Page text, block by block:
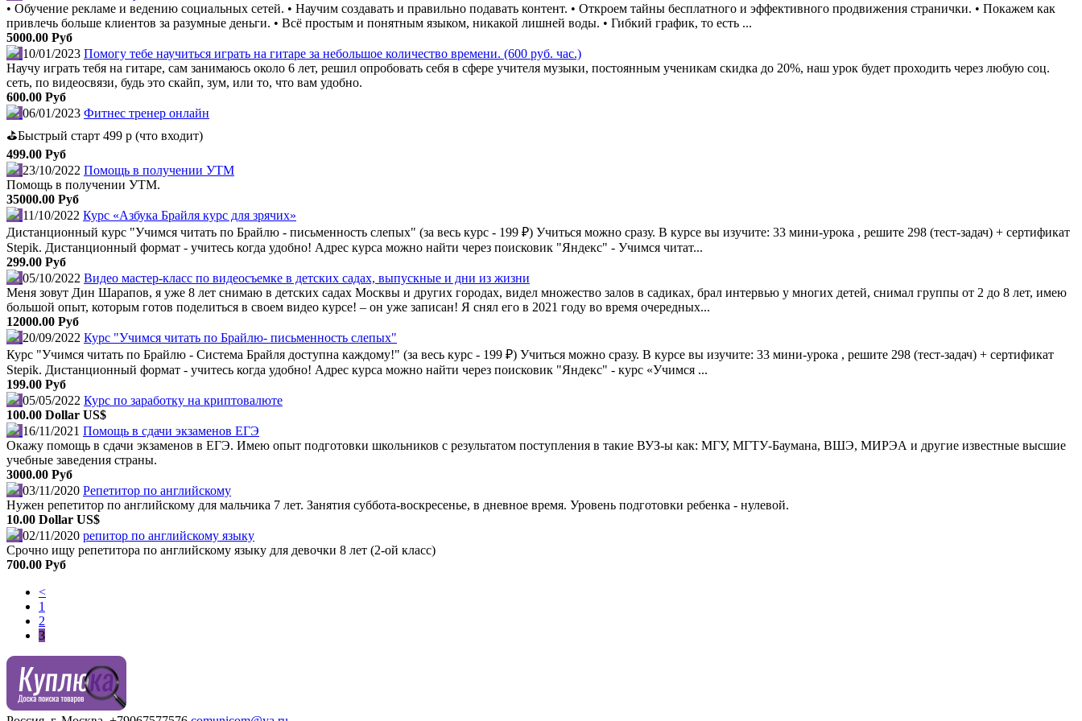
• Обучение рекламе и ведению социальных сетей. • Научим создавать и правильно подавать контент. • Откроем тайны бесплатного и эффективного продвижения странички. • Покажем как
привлечь больше клиентов за разумные деньги. • Всё простым и понятным языком, никакой лишней воды. • Гибкий график, то есть ...
5000.00 Руб
10/01/2023 Помогу тебе научиться играть на гитаре за небольшое количество времени. (600 руб. час.)
Научу играть тебя на гитаре, сам занимаюсь около 6 лет, решил опробовать себя в сфере учителя музыки, постоянным ученикам скидка до 20%, наш урок будет проходить через любую соц.
сеть, по видеосвязи, будь это скайп, зум, или то, что вам удобно.
600.00 Руб
06/01/2023 Фитнес тренер онлайн
⛳️Быстрый старт 499 р (что входит)
499.00 Руб
23/10/2022 Помощь в получении УТМ
Помощь в получении УТМ.
35000.00 Руб
11/10/2022 Курс «Азбука Брайля курс для зрячих»
Дистанционный курс "Учимся читать по Брайлю - письменность слепых" (за весь курс - 199 ₽) Учиться можно сразу. В курсе вы изучите: 33 мини-урока , решите 298 (тест-задач) + сертификат
Stepik. Дистанционный формат - учитесь когда удобно! Адрес курса можно найти через поисковик "Яндекс" - Учимся читат...
299.00 Руб
05/10/2022 Видео мастер-класс по видеосъемке в детских садах, выпускные и дни из жизни
Меня зовут Дин Шарапов, я уже 8 лет снимаю в детских садах Москвы и других городах, видел множество залов в садиках, брал интервью у многих детей, снимал группы от 2 до 8 лет, имею
большой опыт, которым готов поделиться в своем видео курсе! – он уже записан! Я снял его в 2021 году во время очередных...
12000.00 Руб
20/09/2022 Курс "Учимся читать по Брайлю- письменность слепых"
Курс "Учимся читать по Брайлю - Система Брайля доступна каждому!" (за весь курс - 199 ₽) Учиться можно сразу. В курсе вы изучите: 33 мини-урока , решите 298 (тест-задач) + сертификат
Stepik. Дистанционный формат - учитесь когда удобно! Адрес курса можно найти через поисковик "Яндекс" - курс «Учимся ...
199.00 Руб
05/05/2022 Курс по заработку на криптовалюте
100.00 Dollar US$
16/11/2021 Помощь в сдачи экзаменов ЕГЭ
Окажу помощь в сдачи экзаменов в ЕГЭ. Имею опыт подготовки школьников с результатом поступления в такие ВУЗ-ы как: МГУ, МГТУ-Баумана, ВШЭ, МИРЭА и другие известные высшие
учебные заведения страны.
3000.00 Руб
03/11/2020 Репетитор по английскому
Нужен репетитор по английскому для мальчика 7 лет. Занятия суббота-воскресенье, в дневное время. Уровень подготовки ребенка - нулевой.
10.00 Dollar US$
02/11/2020 репитор по английскому языку
Срочно ищу репетитора по английскому языку для девочки 8 лет (2-ой класс)
700.00 Руб
<
1
2
3